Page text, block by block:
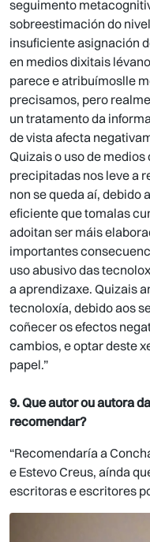
seguimento
sobreestimación do
insuficiente asignación
en medios dixitais
parece e atribuímoslle
precisamos, pero
un tratamento da
de vista afecta
Quizais o uso de
precipitadas nos leve a
non se queda aí, debido
eficiente que tomalas
adoitan ser máis
importantes
uso abusivo das
a aprendizaxe. Quizais
tecnoloxía, debido aos
coñecer os efectos
cambios, e optar deste
papel.”
9. Que autor ou autora
recomendar?
“Recomendaría a
e Estevo Creus, aínda
escritoras e escritores